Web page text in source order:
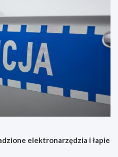
elektronarzędzia i łapie